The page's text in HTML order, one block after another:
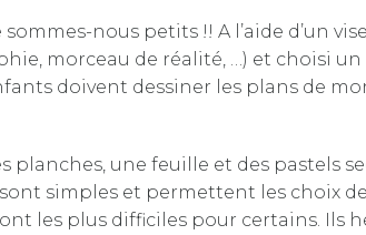
nous petits !! A l’aide d’un
morceau de réalité, …) et choisi un
doivent dessiner les plans de
une feuille et des pastels
simples et permettent les choix
les plus difficiles pour certains. Ils